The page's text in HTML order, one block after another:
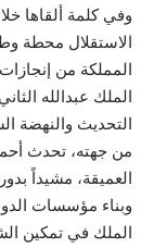
وفي كلمة ألقاها
الاستقلال محطة
المملكة من
الملك عبدالله
التحديث والنهضة
من جهته، تحدث
العميقة، مشيداً
وبناء مؤسسات
الملك في تمكين